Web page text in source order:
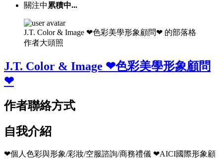
關注中 累積中...
J.T. Color & Image ❤色彩美學形象顧問❤ 的部落格
作者大頭照
J.T. Color & Image ❤色彩美學形象顧問
❤
作者聯絡方式
自我介紹
❤個人色彩與形象/彩妝/空服諮詢/商務禮儀 ❤AICI國際形象顧